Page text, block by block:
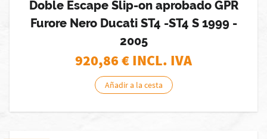
Doble Escape Slip-on aprobado GPR
Furore Nero Ducati ST4 -ST4 S 1999 -
2005
920,86€ INCL. IVA
Añadir a la cesta